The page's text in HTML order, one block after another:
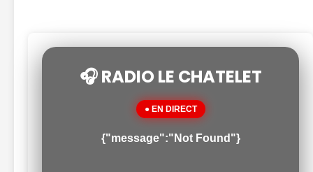
🎧 RADIO LE CHATELET
● EN DIRECT
{"message":"Not Found"}